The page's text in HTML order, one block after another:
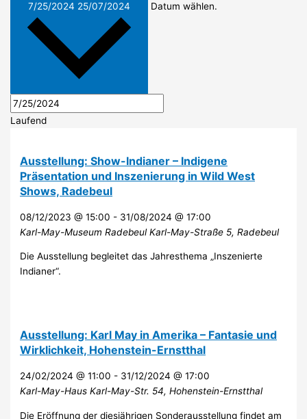
7/25/2024 25/07/2024 Datum wählen.
Laufend
Ausstellung: Show-Indianer – Indigene
Präsentation und Inszenierung in Wild West
Shows, Radebeul
08/12/2023 @ 15:00 - 31/08/2024 @ 17:00
Karl-May-Museum RadebeulKarl-May-Straße 5, Radebeul
Die Ausstellung begleitet das Jahresthema „Inszenierte
Indianer“.
Ausstellung: Karl May in Amerika – Fantasie und
Wirklichkeit, Hohenstein-Ernstthal
24/02/2024 @ 11:00 - 31/12/2024 @ 17:00
Karl-May-HausKarl-May-Str. 54, Hohenstein-Ernstthal
Die Eröffnung der diesjährigen Sonderausstellung findet am